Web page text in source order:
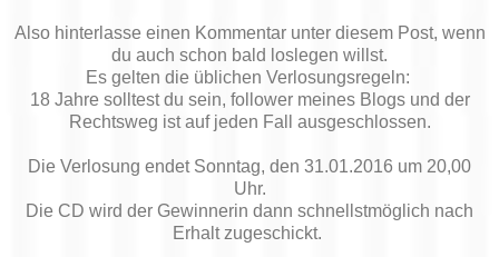
Also hinterlasse einen Kommentar unter diesem Post, wenn
du auch schon bald loslegen willst.
Es gelten die üblichen Verlosungsregeln:
18 Jahre solltest du sein, follower meines Blogs und der
Rechtsweg ist auf jeden Fall ausgeschlossen.
Die Verlosung endet Sonntag, den 31.01.2016 um 20,00
Uhr.
Die CD wird der Gewinnerin dann schnellstmöglich nach
Erhalt zugeschickt.